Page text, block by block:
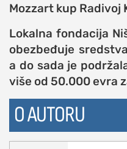
STUDENTSKI
o nama
impresum
kontakt
Mozzart kup Radivoj
Lokalna fondacija
obezbeđuje
a do sada je
više od 50.000 evra
O AUTORU